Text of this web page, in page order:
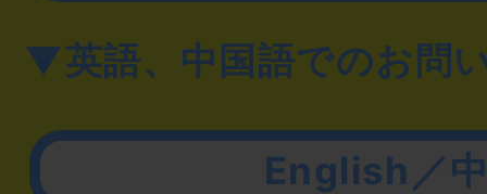
▼英語、中国語でのお問
English／